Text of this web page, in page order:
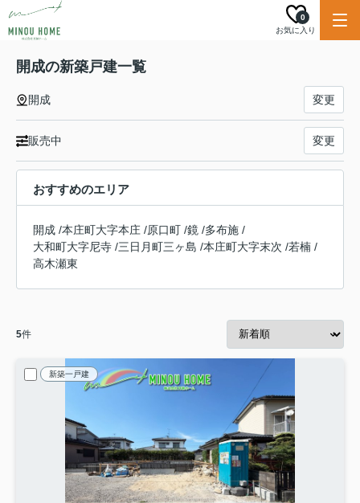
お気に入り
0
開成の新築戸建一覧
開成 変更
販売中 変更
おすすめのエリア
開成 /本庄町大字本庄 /原口町 /鏡 /多布施 /
大和町大字尼寺 /三日月町三ヶ島 /本庄町大字末次 /若楠 /
高木瀬東
5件
新築一戸建